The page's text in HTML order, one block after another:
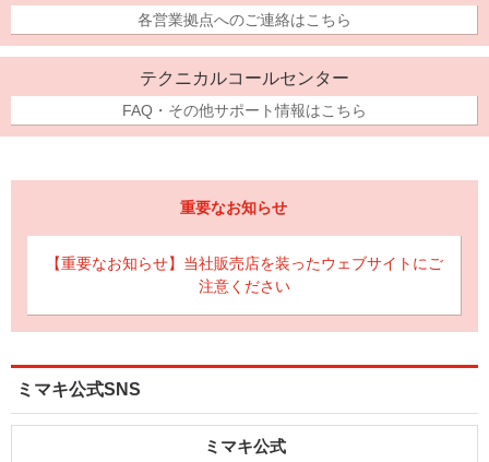
各営業拠点へのご連絡はこちら
テクニカルコールセンター
FAQ・その他サポート情報はこちら
重要なお知らせ
【重要なお知らせ】当社販売店を装ったウェブサイトにご
注意ください
ミマキ公式SNS
ミマキ公式